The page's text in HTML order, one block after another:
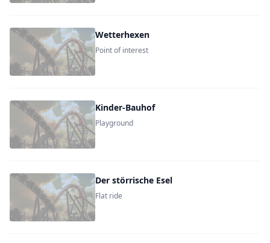
Wetterhexen
Point of interest
Kinder-Bauhof
Playground
Der störrische Esel
Flat ride